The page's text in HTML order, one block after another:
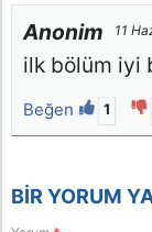
Anonim 11
ilk bölüm iyi
Beğen 1
BIR YORUM